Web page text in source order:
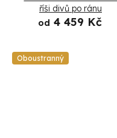
říši divů po ránu
od 4 459 Kč
Oboustranný